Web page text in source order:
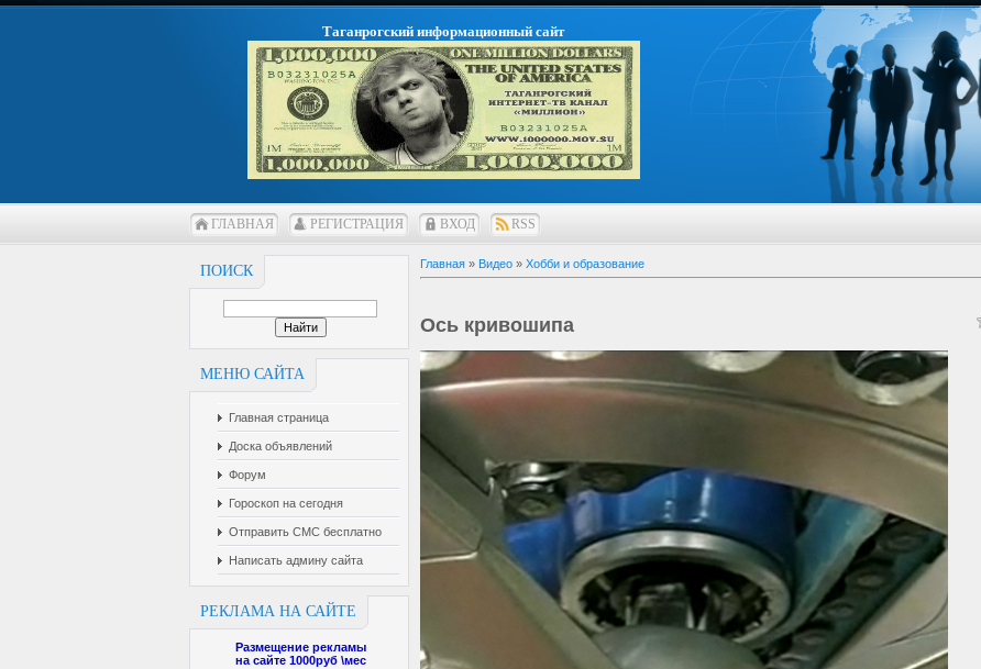
Таганрогский информационный сайт
ГЛАВНАЯ РЕГИСТРАЦИЯ ВХОД RSS
ПОИСК
МЕНЮ САЙТА
Главная страница
Доска объявлений
Форум
Гороскоп на сегодня
Отправить СМС бесплатно
Написать админу сайта
РЕКЛАМА НА САЙТЕ
Размещение рекламы
на сайте 1000руб \мес
Главная » Видео » Хобби и образование
Ось кривошипа